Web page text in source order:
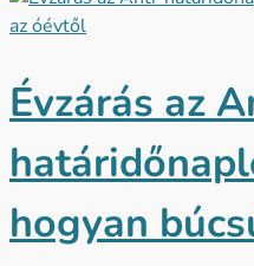
Évzárás az
hogyan